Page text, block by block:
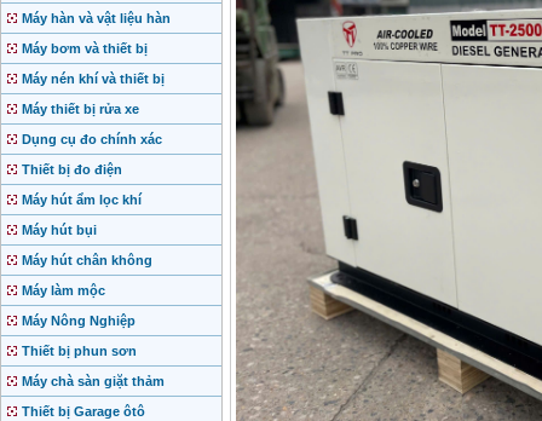
Máy hàn và vật liệu hàn
Máy bơm và thiết bị
Máy nén khí và thiết bị
Máy thiết bị rửa xe
Dụng cụ đo chính xác
Thiết bị đo điện
Máy hút ẩm lọc khí
Máy hút bụi
Máy hút chân không
Máy làm mộc
Máy Nông Nghiệp
Thiết bị phun sơn
Máy chà sàn giặt thảm
Thiết bị Garage ôtô